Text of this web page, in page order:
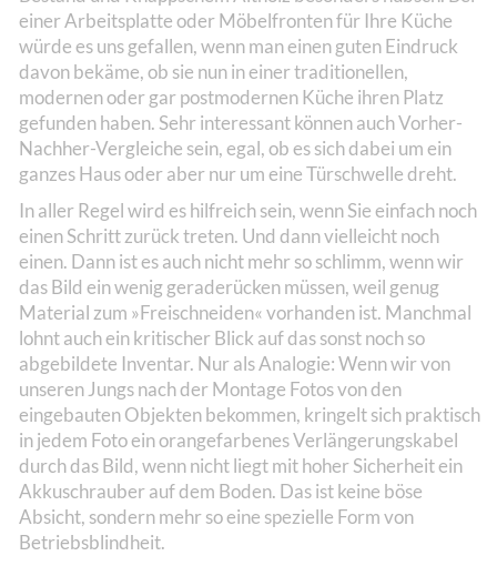
einer Arbeitsplatte oder Möbelfronten für Ihre Küche
würde es uns gefallen, wenn man einen guten Eindruck
davon bekäme, ob sie nun in einer traditionellen,
modernen oder gar postmodernen Küche ihren Platz
gefunden haben. Sehr interessant können auch Vorher-
Nachher-Vergleiche sein, egal, ob es sich dabei um ein
ganzes Haus oder aber nur um eine Türschwelle dreht.
In aller Regel wird es hilfreich sein, wenn Sie einfach noch
einen Schritt zurück treten. Und dann vielleicht noch
einen. Dann ist es auch nicht mehr so schlimm, wenn wir
das Bild ein wenig geraderücken müssen, weil genug
Material zum »Freischneiden« vorhanden ist. Manchmal
lohnt auch ein kritischer Blick auf das sonst noch so
abgebildete Inventar. Nur als Analogie: Wenn wir von
unseren Jungs nach der Montage Fotos von den
eingebauten Objekten bekommen, kringelt sich praktisch
in jedem Foto ein orangefarbenes Verlängerungskabel
durch das Bild, wenn nicht liegt mit hoher Sicherheit ein
Akkuschrauber auf dem Boden. Das ist keine böse
Absicht, sondern mehr so eine spezielle Form von
Betriebsblindheit.